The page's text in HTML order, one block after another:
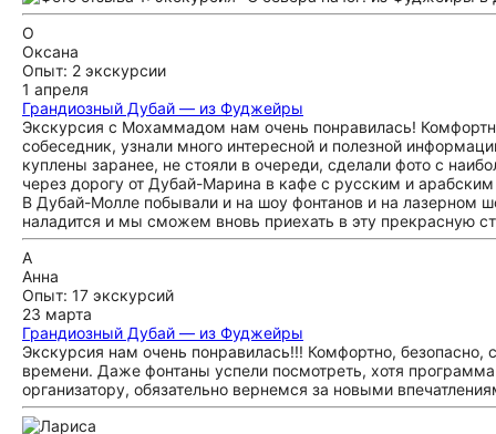
О
Оксана
Опыт: 2 экскурсии
1 апреля
Грандиозный Дубай — из Фуджейры
Экскурсия с Мохаммадом нам очень понравилась!
собеседник, узнали много интересной и полезной
куплены заранее, не стояли в очереди, сделали фото с
через дорогу от Дубай-Марина в кафе с русским и
В Дубай-Молле побывали и на шоу фонтанов и на лазерном
наладится и мы сможем вновь приехать в эту прекрасную
А
Анна
Опыт: 17 экскурсий
23 марта
Грандиозный Дубай — из Фуджейры
Экскурсия нам очень понравилась!!! Комфортно, безопасно,
времени. Даже фонтаны успели посмотреть, хотя
организатору, обязательно вернемся за новыми